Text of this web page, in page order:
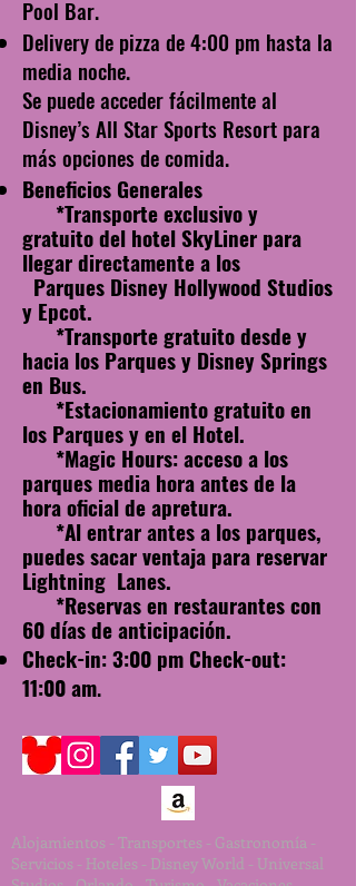
Pool Bar.
Delivery de pizza de 4:00 pm hasta la
media noche.
Se puede acceder fácilmente al
Disney’s All Star Sports Resort para
más opciones de comida.
Beneficios Generales
*Transporte exclusivo y
gratuito del hotel SkyLiner para
llegar directamente a los
Parques Disney Hollywood Studios
y Epcot.
*Transporte gratuito desde y
hacia los Parques y Disney Springs
en Bus.
*Estacionamiento gratuito en
los Parques y en el Hotel.
*Magic Hours: acceso a los
parques media hora antes de la
hora oficial de apretura.
*Al entrar antes a los parques,
puedes sacar ventaja para reservar
Lightning Lanes.
*Reservas en restaurantes con
60 días de anticipación.
Check-in: 3:00 pm Check-out:
11:00 am.
Alojamientos - Transportes - Gastronomía -
Servicios - Hoteles - Disney World - Universal